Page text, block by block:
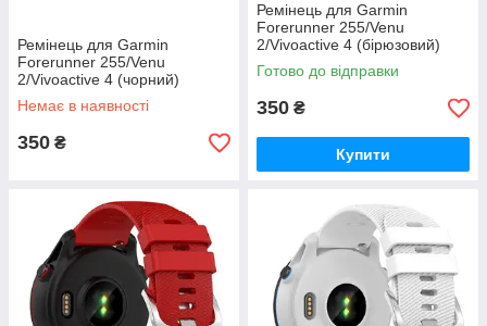
Ремінець для Garmin
Forerunner 255/Venu
2/Vivoactive 4 (чорний)
Немає в наявності
350 ₴
Ремінець для Garmin
Forerunner 255/Venu
2/Vivoactive 4 (бірюзовий)
Готово до відправки
350 ₴
Купити